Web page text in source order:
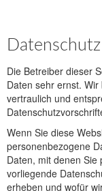
Datenschutz
Die Betreiber dieser
Daten sehr ernst.
vertraulich und
Wenn Sie diese
personenbezogene
Daten, mit denen
vorliegende
erheben und wofür